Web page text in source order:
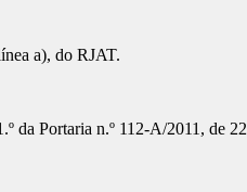
a), do RJAT.
da Portaria n.º 112-A/2011, de